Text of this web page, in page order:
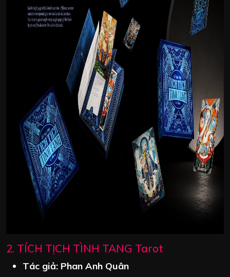
2. TÍCH TỊCH TÌNH TANG Tarot
Tác giả: Phan Anh Quân